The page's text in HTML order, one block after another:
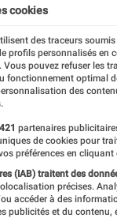
cookies
des traceurs
profils personnalisés en
Vous pouvez refuser les
fonctionnement optimal
des
421 partenaires
de cookies pour
préférences en
(IAB) traitent des
précises.
accéder à des
publicités et du contenu,